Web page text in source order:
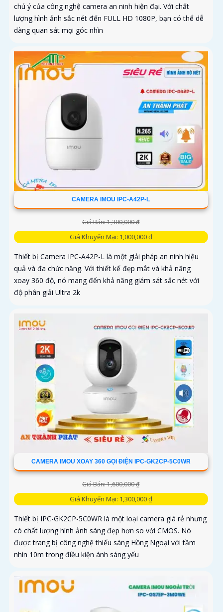
chú ý của công nghệ camera an ninh hiện đại. Với chất
lượng hình ảnh sắc nét đến FULL HD 1080P, bạn có thể dễ
dàng quan sát mọi góc nhìn
CAMERA IMOU IPC-A42P-L
Giá Bán: 1,300,000 ₫
Giá Khuyến Mại: 1,000,000 ₫
Thiết bị Camera IPC-A42P-L là một giải pháp an ninh hiệu
quả và đa chức năng. Với thiết kế đẹp mắt và khả năng
xoay 360 độ, nó mang đến khả năng giám sát sắc nét với
độ phân giải Ultra 2k
CAMERA IMOU XOAY 360 GỌI ĐIỆN IPC-GK2CP-5C0WR
Giá Bán: 1,600,000 ₫
Giá Khuyến Mại: 1,300,000 ₫
Thiết bị IPC-GK2CP-5C0WR là một loại camera giá rẻ nhưng
có chất lượng hình ảnh sáng đẹp hơn so với CMOS. Nó
được trang bị công nghệ thiếu sáng Hồng Ngoại với tầm
nhìn 10m trong điều kiện ánh sáng yếu